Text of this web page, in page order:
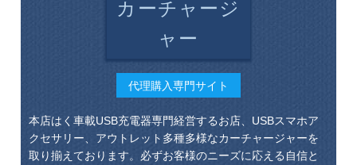
カーチャージ
ャー
代理購入専門サイト
本店はく車載USB充電器専門経営するお店、USBスマホア
クセサリー、アウトレット多種多様なカーチャージャーを
取り揃えております。必ずお客様のニーズに応える自信と